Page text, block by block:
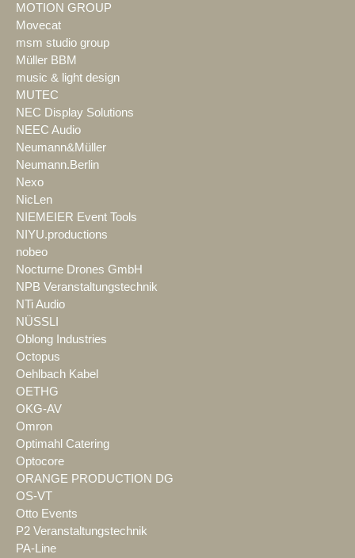
MOTION GROUP
Movecat
msm studio group
Müller BBM
music & light design
MUTEC
NEC Display Solutions
NEEC Audio
Neumann&Müller
Neumann.Berlin
Nexo
NicLen
NIEMEIER Event Tools
NIYU.productions
nobeo
Nocturne Drones GmbH
NPB Veranstaltungstechnik
NTi Audio
NÜSSLI
Oblong Industries
Octopus
Oehlbach Kabel
OETHG
OKG-AV
Omron
Optimahl Catering
Optocore
ORANGE PRODUCTION DG
OS-VT
Otto Events
P2 Veranstaltungstechnik
PA-Line